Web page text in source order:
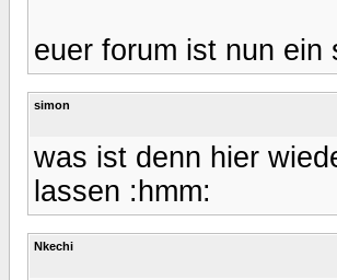
euer forum ist nun
simon
was ist denn hier
lassen :hmm:
Nkechi